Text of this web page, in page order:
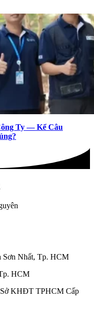
Ty — Kể Câu
Sơn Nhất, Tp. HCM
HCM
KHĐT TPHCM Cấp